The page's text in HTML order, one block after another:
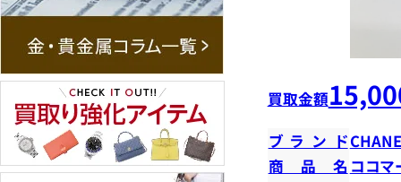
買取金額
ブランド
商品名 ココマ